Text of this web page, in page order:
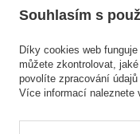
8
Souhlasím s
Díky cookies web
můžete zkontrolovat,
povolíte zpracování
Více informací naleznete